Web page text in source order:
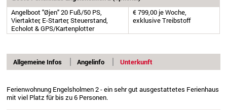
Angelboot "Øjen" 20 Fuß/50 PS,
Viertakter, E-Starter, Steuerstand,
Echolot & GPS/Kartenplotter
€ 799,00 je Woche,
exklusive Treibstoff
Allgemeine Infos Angelinfo Unterkunft
Ferienwohnung Engelsholmen 2 - ein sehr gut ausgestattetes Ferienhaus
mit viel Platz für bis zu 6 Personen.